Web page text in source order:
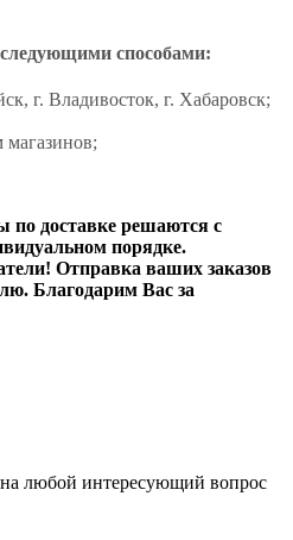
способами:
г. Владивосток, г. Хабаровск;
магазинов;
по доставке решаются с
порядке.
Отправка ваших заказов
Благодарим Вас за
любой интересующий вопрос